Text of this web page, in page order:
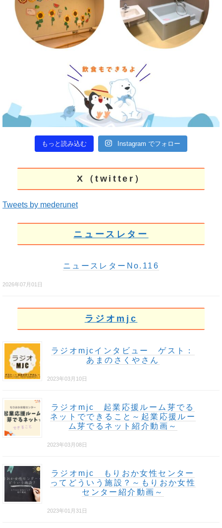
もっと読み込む Instagram でフォロー
X（twitter）
Tweets by mederunet
ニュースレター
ニュースレターNo.116
2026年07月01日
ラジオmjc
ラジオmjcインタビュー ゲスト：
あまのさくやさん
2023年03月10日
ラジオmjc 起業応援ルーム芽でる
ネットでできること～起業応援ルー
ム芽でるネット紹介動画～
2023年03月08日
ラジオmjc もりおか女性センター
ってどういう施設？～もりおか女性
センター紹介動画～
2023年01月31日